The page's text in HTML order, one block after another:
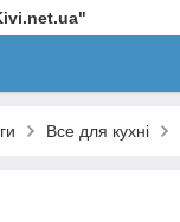
Все для кухні